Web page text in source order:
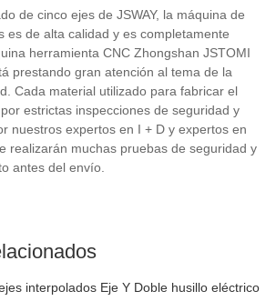
de cinco ejes de JSWAY, la máquina de
es de alta calidad y es completamente
herramienta CNC Zhongshan JSTOMI
prestando gran atención al tema de la
Cada material utilizado para fabricar el
estrictas inspecciones de seguridad y
nuestros expertos en I + D y expertos en
realizarán muchas pruebas de seguridad y
antes del envío.